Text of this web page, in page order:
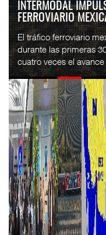
INTERMODAL
FERROVIARIO
El tráfico ferroviario
durante las primeras
cuatro veces el